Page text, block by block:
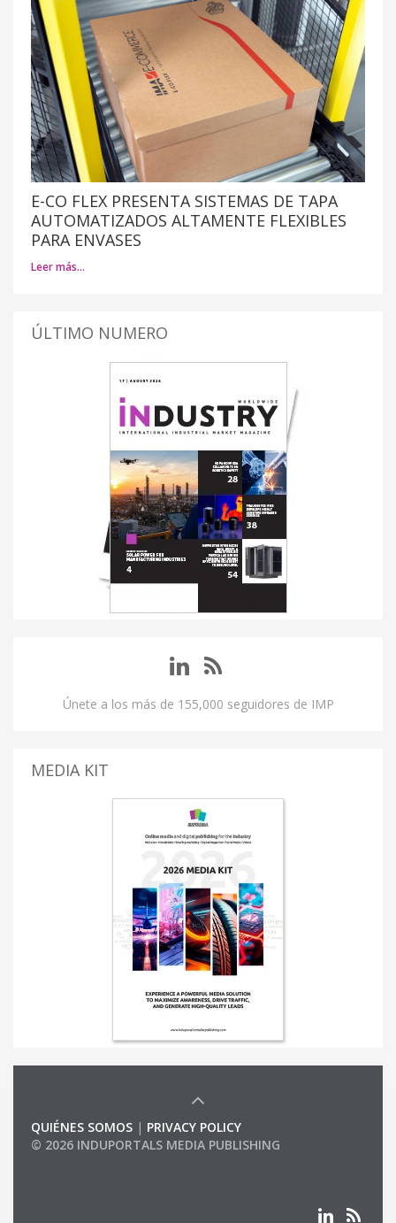
E-CO FLEX PRESENTA SISTEMAS DE TAPA
AUTOMATIZADOS ALTAMENTE FLEXIBLES
PARA ENVASES
Leer más…
ÚLTIMO NUMERO
Únete a los más de 155,000 seguidores de IMP
MEDIA KIT
QUIÉNES SOMOS | PRIVACY POLICY
© 2026 INDUPORTALS MEDIA PUBLISHING